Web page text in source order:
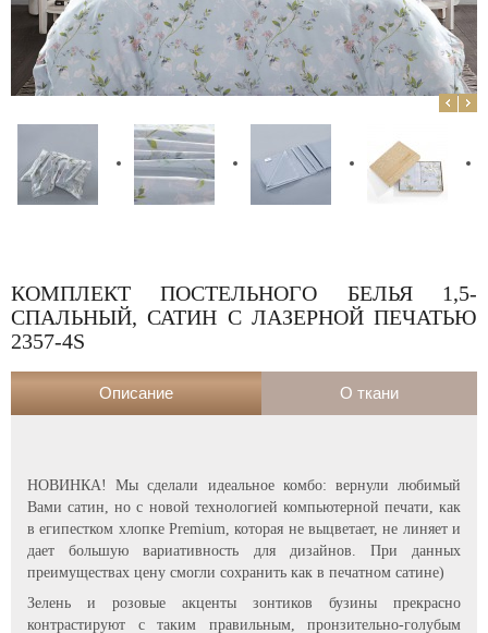
КОМПЛЕКТ ПОСТЕЛЬНОГО БЕЛЬЯ 1,5-
СПАЛЬНЫЙ, САТИН С ЛАЗЕРНОЙ ПЕЧАТЬЮ
2357-4S
Описание О ткани
НОВИНКА! Мы сделали идеальное комбо: вернули любимый
Вами сатин, но с новой технологией компьютерной печати, как
в египестком хлопке Premium, которая не выцветает, не линяет и
дает большую вариативность для дизайнов. При данных
преимуществах цену смогли сохранить как в печатном сатине)
Зелень и розовые акценты зонтиков бузины прекрасно
контрастируют с таким правильным, пронзительно-голубым